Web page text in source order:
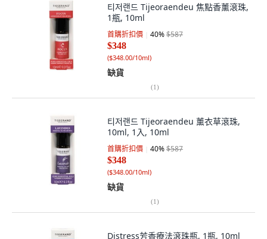
티저랜드 Tijeoraendeu 焦點香薰滾珠,
1瓶, 10ml
首購折扣價 40%$587
$348
($348.00/10ml)
缺貨
(1)
티저랜드 Tijeoraendeu 薰衣草滾珠,
10ml, 1入, 10ml
首購折扣價 40%$587
$348
($348.00/10ml)
缺貨
(1)
Distress芳香療法滾珠瓶, 1瓶, 10ml